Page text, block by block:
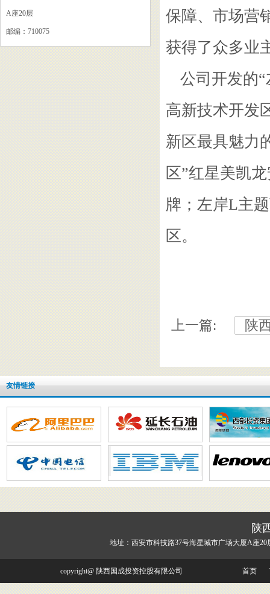
A座20层
邮编：710075
保障、市场营
获得了众多业
公司开发的
高新技术开发
新区最具魅力
区”红星美凯
牌；左岸L主
区。
上一篇: 陕
友情链接
陕
地址：西安市科技路37号海星城市广场大厦A座
copyright@ 陕西国成投资控股有限公司 首页